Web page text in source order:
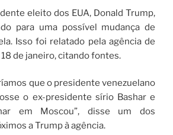
eleito dos EUA, Donald Trump,
para uma possível mudança de
Isso foi relatado pela agência de
de janeiro, citando fontes.
que o presidente venezuelano
o ex-presidente sírio Bashar e
em Moscou”, disse um dos
a Trump à agência.